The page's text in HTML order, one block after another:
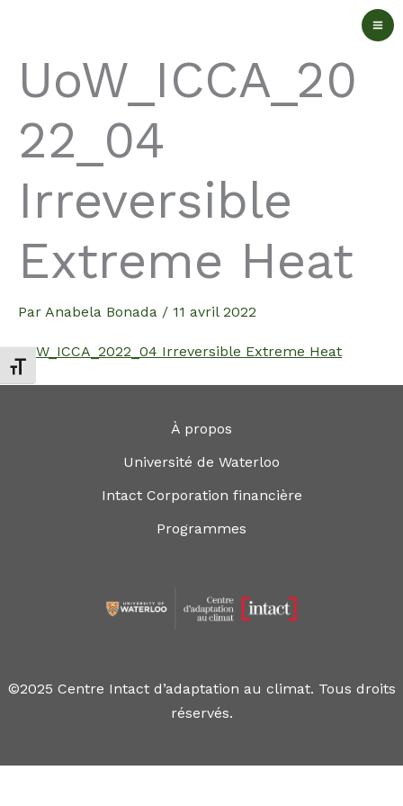
Changer la taille de la police
contenuUoW_ICCA_20
22_04
Irreversible
Extreme Heat
Par Anabela Bonada / 11 avril 2022
UoW_ICCA_2022_04 Irreversible Extreme Heat
À propos
Université de Waterloo
Intact Corporation financière
Programmes
©2025 Centre Intact d’adaptation au climat. Tous droits
réservés.